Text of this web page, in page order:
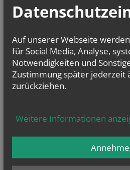
Auf unserer Webseite
für Social Media, Analyse,
Notwendigkeiten und
Zustimmung später jederzeit
zurückziehen.
Weitere Informationen